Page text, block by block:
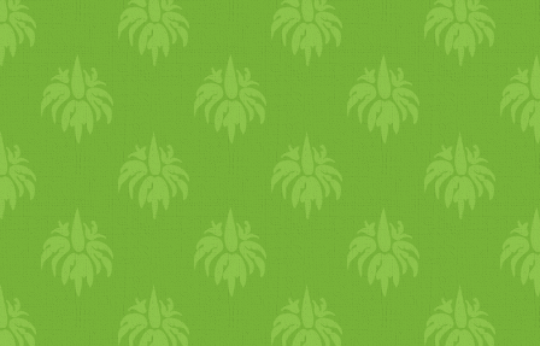
sokfajta létezik már
szerencsére! Én a DM-es
Alnatura Zabitalt ajánlom,
illetve édesebb ízekhez a
Rizsitalt! Ezek összetevői
vette sorra a vega étkezési
lehetőségeket. ági egyébként
nagy húsevő, egy régebbi
bejegyzésében is inkább
ír, hogy miért eszik húst. de